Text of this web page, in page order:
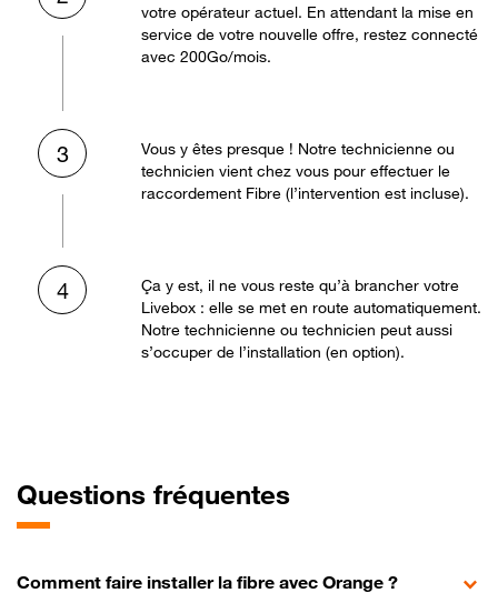
votre opérateur actuel. En attendant la mise en
service de votre nouvelle offre, restez connecté
avec 200Go/mois.
3
Vous y êtes presque ! Notre technicienne ou
technicien vient chez vous pour effectuer le
raccordement Fibre (l’intervention est incluse).
4
Ça y est, il ne vous reste qu’à brancher votre
Livebox : elle se met en route automatiquement.
Notre technicienne ou technicien peut aussi
s’occuper de l’installation (en option).
Questions fréquentes
Comment faire installer la fibre avec Orange ?